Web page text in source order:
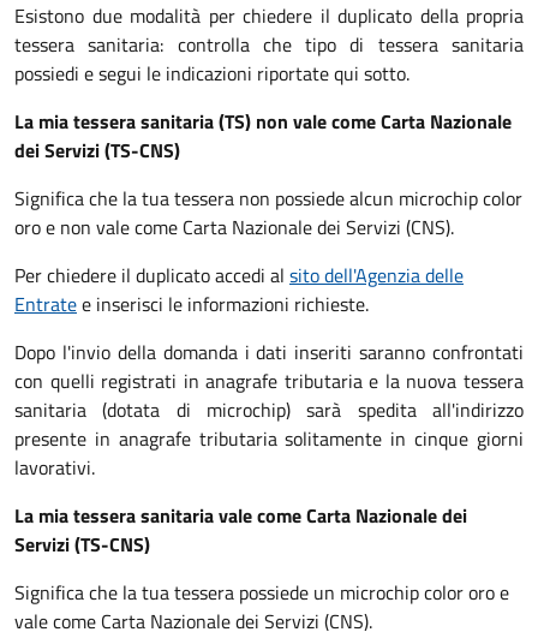
Esistono due modalità per chiedere il duplicato della propria
tessera sanitaria: controlla che tipo di tessera sanitaria
possiedi e segui le indicazioni riportate qui sotto.
La mia tessera sanitaria (TS) non vale come Carta Nazionale
dei Servizi (TS-CNS)
Significa che la tua tessera non possiede alcun microchip color
oro e non vale come Carta Nazionale dei Servizi (CNS).
Per chiedere il duplicato accedi al sito dell'Agenzia delle
Entratee inserisci le informazioni richieste.
Dopo l'invio della domanda i dati inseriti saranno confrontati
con quelli registrati in anagrafe tributaria e la nuova tessera
sanitaria (dotata di microchip) sarà spedita all'indirizzo
presente in anagrafe tributaria solitamente in cinque giorni
lavorativi.
La mia tessera sanitaria vale come Carta Nazionale dei
Servizi (TS-CNS)
Significa che la tua tessera possiede un microchip color oro e
vale come Carta Nazionale dei Servizi (CNS).